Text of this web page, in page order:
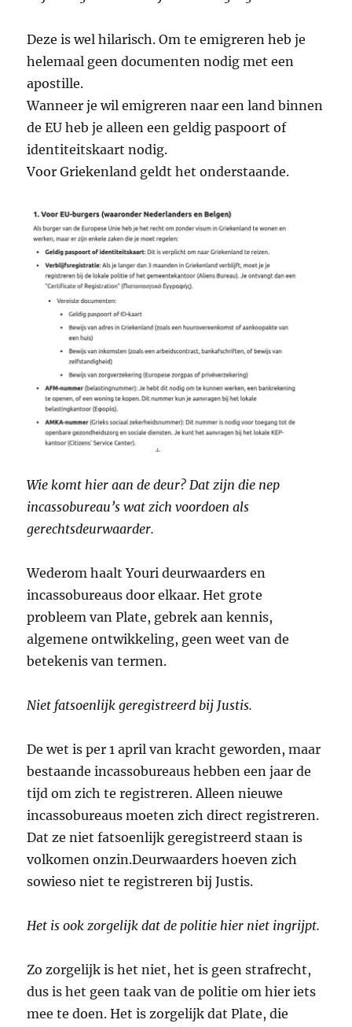
Deze is wel hilarisch. Om te emigreren heb je
helemaal geen documenten nodig met een
apostille.
Wanneer je wil emigreren naar een land binnen
de EU heb je alleen een geldig paspoort of
identiteitskaart nodig.
Voor Griekenland geldt het onderstaande.
Wie komt hier aan de deur? Dat zijn die nep
incassobureau’s wat zich voordoen als
gerechtsdeurwaarder.
Wederom haalt Youri deurwaarders en
incassobureaus door elkaar. Het grote
probleem van Plate, gebrek aan kennis,
algemene ontwikkeling, geen weet van de
betekenis van termen.
Niet fatsoenlijk geregistreerd bij Justis.
De wet is per 1 april van kracht geworden, maar
bestaande incassobureaus hebben een jaar de
tijd om zich te registreren. Alleen nieuwe
incassobureaus moeten zich direct registreren.
Dat ze niet fatsoenlijk geregistreerd staan is
volkomen onzin.Deurwaarders hoeven zich
sowieso niet te registreren bij Justis.
Het is ook zorgelijk dat de politie hier niet ingrijpt.
Zo zorgelijk is het niet, het is geen strafrecht,
dus is het geen taak van de politie om hier iets
mee te doen. Het is zorgelijk dat Plate, die